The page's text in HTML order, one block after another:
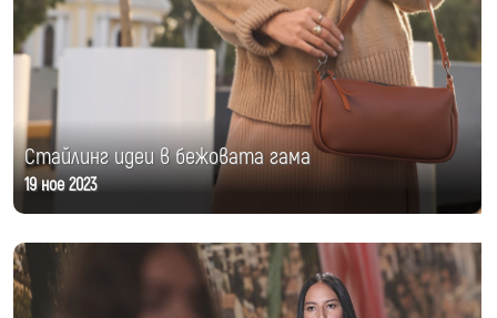
Стайлинг идеи в бежовата гама
19 ное 2023